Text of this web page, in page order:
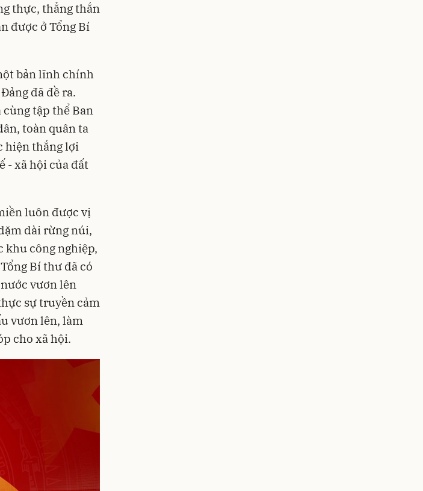
thực, thẳng thắn
được ở Tổng Bí
bản lĩnh chính
đã đề ra.
tập thể Ban
toàn quân ta
hiện thắng lợi
- xã hội của đất
luôn được vị
dài rừng núi,
khu công nghiệp,
Bí thư đã có
vươn lên
sự truyền cảm
vươn lên, làm
cho xã hội.